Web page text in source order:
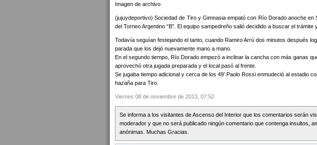
Imagen de archivo
(jujuydeportivo) Sociedad de Tiro y Gimnasia empató con Río Dorado anoche
del Torneo Argentino “B”. El equipo sampedreño salió decidido a buscar el
Todavía seguían festejando el tanto, cuando Ramiro Arrú dos minutos después
parada que los dejó nuevamente mano a mano.
En el segundo tiempo, Río Dorado empezó a inclinar la cancha con más ganas
aprovechó otra jugada preparada y el local pasó al frente.
Se jugaba tiempo adicional y cerca de los 49’ Paolo Rossi enmudeció al estadio
hazaña para Tiro.
Viernes 08 de noviembre de 2013, 07:52
Se informa a los visitantes de Ascenso del Interior que los comentarios serán
moderador y que no será publicado ningún comentario que contenga insultos,
anónimas. Muchas Gracias.